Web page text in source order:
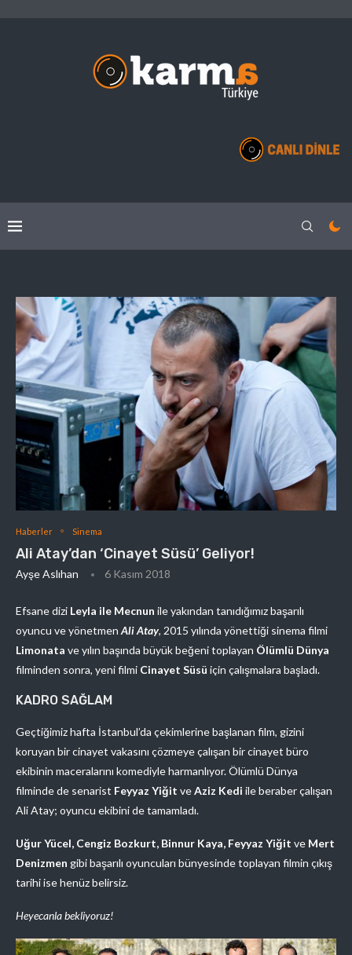
Haberler Sinema
Ali Atay’dan ‘Cinayet Süsü’ Geliyor!
Ayşe Aslıhan 6 Kasım 2018
Efsane dizi Leyla ile Mecnun ile yakından tanıdığımız başarılı
oyuncu ve yönetmen Ali Atay, 2015 yılında yönettiği sinema filmi
Limonata ve yılın başında büyük beğeni toplayan Ölümlü Dünya
filminden sonra, yeni filmi Cinayet Süsü için çalışmalara başladı.
KADRO SAĞLAM
Geçtiğimiz hafta İstanbul’da çekimlerine başlanan film, gizini
koruyan bir cinayet vakasını çözmeye çalışan bir cinayet büro
ekibinin maceralarını komediyle harmanlıyor. Ölümlü Dünya
filminde de senarist Feyyaz Yiğit veAziz Kedi ile beraber çalışan
Ali Atay; oyuncu ekibini de tamamladı.
Uğur Yücel, Cengiz Bozkurt, Binnur Kaya, Feyyaz Yiğit ve Mert
Denizmen gibi başarılı oyuncuları bünyesinde toplayan filmin çıkış
tarihi ise henüz belirsiz.
Heyecanla bekliyoruz!